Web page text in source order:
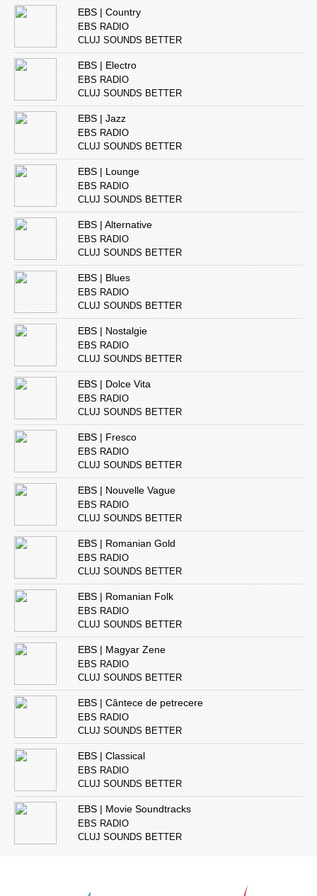
EBS | Country
EBS RADIO
CLUJ SOUNDS BETTER
EBS | Electro
EBS RADIO
CLUJ SOUNDS BETTER
EBS | Jazz
EBS RADIO
CLUJ SOUNDS BETTER
EBS | Lounge
EBS RADIO
CLUJ SOUNDS BETTER
EBS | Alternative
EBS RADIO
CLUJ SOUNDS BETTER
EBS | Blues
EBS RADIO
CLUJ SOUNDS BETTER
EBS | Nostalgie
EBS RADIO
CLUJ SOUNDS BETTER
EBS | Dolce Vita
EBS RADIO
CLUJ SOUNDS BETTER
EBS | Fresco
EBS RADIO
CLUJ SOUNDS BETTER
EBS | Nouvelle Vague
EBS RADIO
CLUJ SOUNDS BETTER
EBS | Romanian Gold
EBS RADIO
CLUJ SOUNDS BETTER
EBS | Romanian Folk
EBS RADIO
CLUJ SOUNDS BETTER
EBS | Magyar Zene
EBS RADIO
CLUJ SOUNDS BETTER
EBS | Cântece de petrecere
EBS RADIO
CLUJ SOUNDS BETTER
EBS | Classical
EBS RADIO
CLUJ SOUNDS BETTER
EBS | Movie Soundtracks
EBS RADIO
CLUJ SOUNDS BETTER